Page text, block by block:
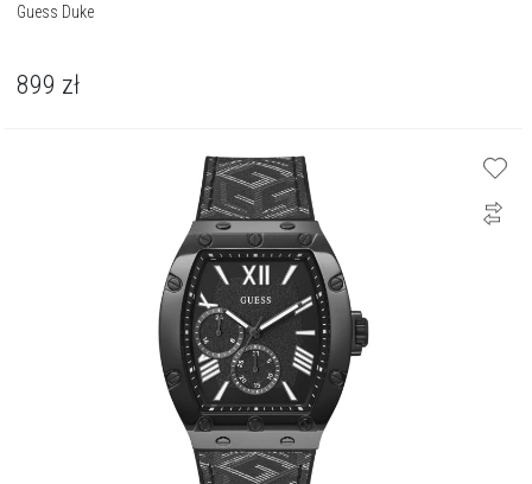
Guess Duke
899 zł